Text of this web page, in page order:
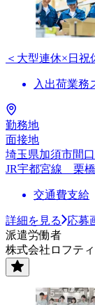
＜大型連休×日祝
入出荷業務
勤務地
面接地
埼玉県加須市間口
JR宇都宮線 栗橋
交通費支給
詳細を見る
応募
派遣労働者
株式会社ロフテ